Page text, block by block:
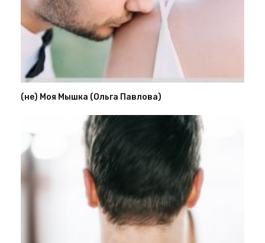
(не) Моя Мышка (Ольга Павлова)